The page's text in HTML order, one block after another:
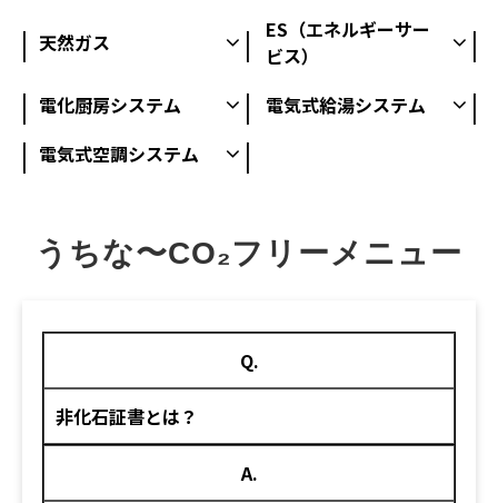
天然ガス
ES（エネルギーサー
ビス）
電化厨房システム
電気式給湯システム
電気式空調システム
うちな〜CO₂フリーメニュー
Q.
非化石証書とは？
A.